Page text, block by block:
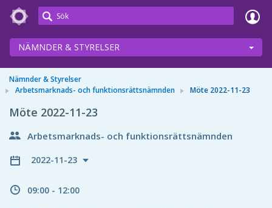
Meetings+
NÄMNDER & STYRELSER
Nämnder & Styrelser
Arbetsmarknads- och funktionsrättsnämnden
Möte 2022-11-23
Möte 2022-11-23
Arbetsmarknads- och funktionsrättsnämnden
2022-11-23
09:00 - 12:00